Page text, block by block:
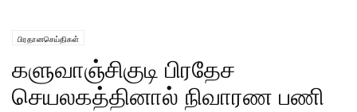
பிரதானசெய்திகள்
களுவாஞ்சிகுடி பிரதேச
செயலகத்தினால் நிவாரண பணி